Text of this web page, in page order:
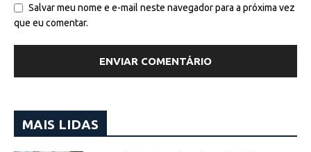
Salvar meu nome e e-mail neste navegador para a próxima vez
que eu comentar.
MAIS LIDAS